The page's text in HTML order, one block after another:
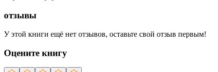
отзывы
У этой книги ещё нет отзывов, оставьте свой отзыв первым!
Оцените книгу